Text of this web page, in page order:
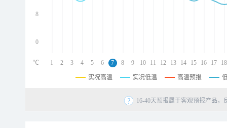
8
0
1 2 3 4 5 6 7 8 9 10 11 12 13 14 15 16 17 18
℃
实况高温 实况低温 高温预报
16-40天预报属于客观预报产品